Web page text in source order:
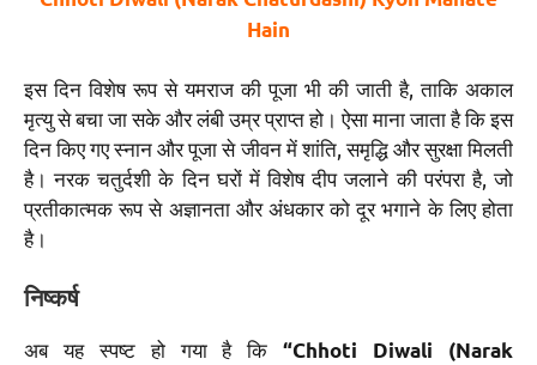
Hain
इस दिन विशेष रूप से यमराज की पूजा भी की जाती है, ताकि अकाल
मृत्यु से बचा जा सके और लंबी उम्र प्राप्त हो। ऐसा माना जाता है कि इस
दिन किए गए स्नान और पूजा से जीवन में शांति, समृद्धि और सुरक्षा मिलती
है। नरक चतुर्दशी के दिन घरों में विशेष दीप जलाने की परंपरा है, जो
प्रतीकात्मक रूप से अज्ञानता और अंधकार को दूर भगाने के लिए होता
है।
निष्कर्ष
अब यह स्पष्ट हो गया है कि“Chhoti Diwali (Narak